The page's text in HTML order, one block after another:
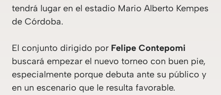
tendrá lugar en el estadio Mario Alberto Kempes
de Córdoba.
El conjunto dirigido por Felipe Contepomi
buscará empezar el nuevo torneo con buen pie,
especialmente porque debuta ante su público y
en un escenario que le resulta favorable.